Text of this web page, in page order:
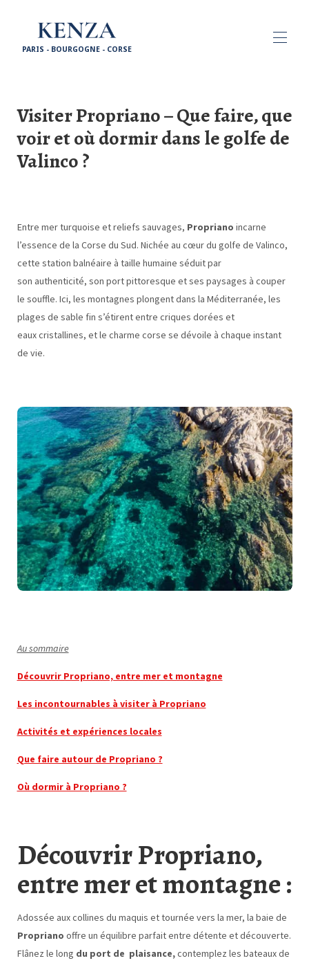
PARIS - BOURGOGNE - CORSE
PROPRIETES ▾
PARTENAIRES
NOS SERVICES ▾
Visiter Propriano – Que faire, que
voir et où dormir dans le golfe de
Valinco ?
Entre mer turquoise et reliefs sauvages, Propriano incarne
l’essence de la Corse du Sud. Nichée au cœur du golfe de Valinco,
cette station balnéaire à taille humaine séduit par
son authenticité, son port pittoresque et ses paysages à couper
le souffle. Ici, les montagnes plongent dans la Méditerranée, les
plages de sable fin s’étirent entre criques dorées et
eaux cristallines, et le charme corse se dévoile à chaque instant
de vie.
Au sommaire
Découvrir Propriano, entre mer et montagne
Les incontournables à visiter à Propriano
Activités et expériences locales
Que faire autour de Propriano ?
Où dormir à Propriano ?
Découvrir Propriano,
entre mer et montagne :
Adossée aux collines du maquis et tournée vers la mer, la baie de
Propriano offre un équilibre parfait entre détente et découverte.
Flânez le long du port de plaisance,contemplez les bateaux de